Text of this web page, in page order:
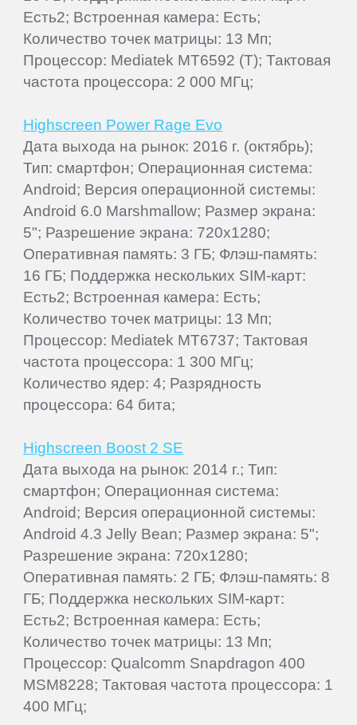
Есть2; Встроенная камера: Есть;
Количество точек матрицы: 13 Мп;
Процессор: Mediatek MT6592 (T); Тактовая
частота процессора: 2 000 МГц;
Highscreen Power Rage Evo
Дата выхода на рынок: 2016 г. (октябрь);
Тип: смартфон; Операционная система:
Android; Версия операционной системы:
Android 6.0 Marshmallow; Размер экрана:
5"; Разрешение экрана: 720x1280;
Оперативная память: 3 ГБ; Флэш-память:
16 ГБ; Поддержка нескольких SIM-карт:
Есть2; Встроенная камера: Есть;
Количество точек матрицы: 13 Мп;
Процессор: Mediatek MT6737; Тактовая
частота процессора: 1 300 МГц;
Количество ядер: 4; Разрядность
процессора: 64 бита;
Highscreen Boost 2 SE
Дата выхода на рынок: 2014 г.; Тип:
смартфон; Операционная система:
Android; Версия операционной системы:
Android 4.3 Jelly Bean; Размер экрана: 5";
Разрешение экрана: 720x1280;
Оперативная память: 2 ГБ; Флэш-память: 8
ГБ; Поддержка нескольких SIM-карт:
Есть2; Встроенная камера: Есть;
Количество точек матрицы: 13 Мп;
Процессор: Qualcomm Snapdragon 400
MSM8228; Тактовая частота процессора: 1
400 МГц;